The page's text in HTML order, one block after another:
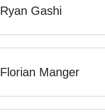
Ryan Gashi
Florian Manger